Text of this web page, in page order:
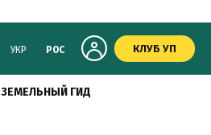
УКР РОС КЛУБ УП
ЗЕМЕЛЬНЫЙ ГИД